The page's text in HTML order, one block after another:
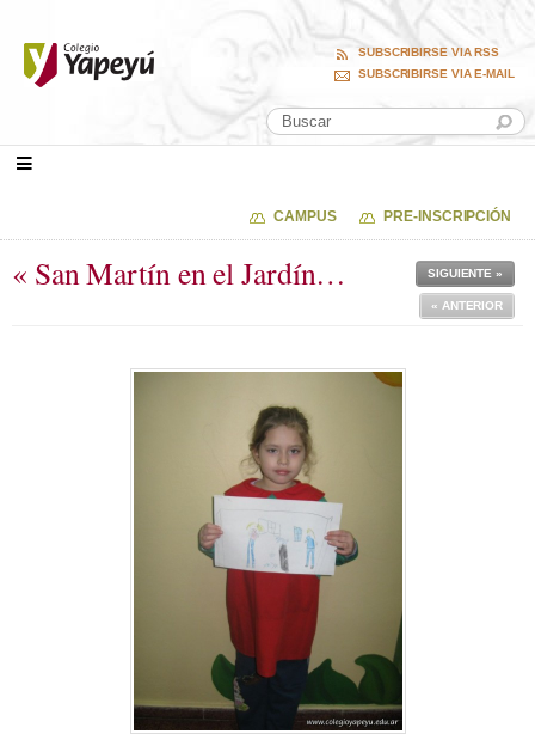
SUBSCRIBIRSE VIA RSS
SUBSCRIBIRSE VIA E-MAIL
CAMPUS PRE-INSCRIPCIÓN
« San Martín en el Jardín… SIGUIENTE »
« ANTERIOR